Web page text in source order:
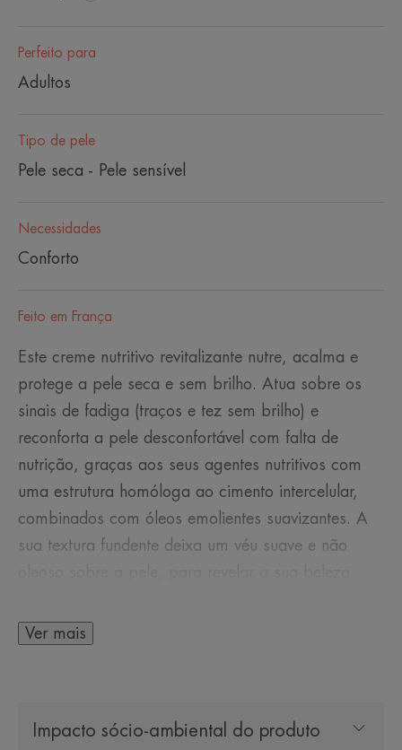
Perfeito para
Adultos
Tipo de pele
Pele seca - Pele sensível
Necessidades
Conforto
Feito em França
Este creme nutritivo revitalizante nutre, acalma e
protege a pele seca e sem brilho. Atua sobre os
sinais de fadiga (traços e tez sem brilho) e
reconforta a pele desconfortável com falta de
nutrição, graças aos seus agentes nutritivos com
uma estrutura homóloga ao cimento intercelular,
combinados com óleos emolientes suavizantes. A
sua textura fundente deixa um véu suave e não
extrato natural de frutos vermelhos, um
Água termal d'Avène calmante e suavizante. A
Ver mais
Impacto sócio-ambiental do produto